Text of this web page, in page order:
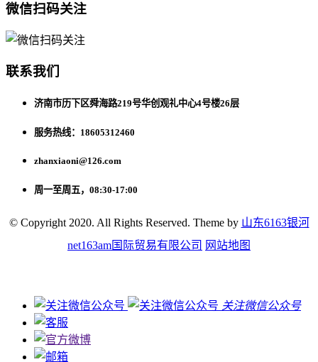
微信扫码关注
联系我们
济南市历下区舜海路219号华创观礼中心4号楼26层
服务热线：18605312460
zhanxiaoni@126.com
周一至周五，08:30-17:00
© Copyright 2020. All Rights Reserved. Theme by 山东6163银河
net163am国际贸易有限公司 网站地图
关注微信公众号